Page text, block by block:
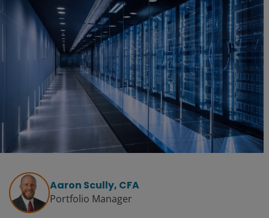
Aaron Scully, CFA
Portfolio Manager